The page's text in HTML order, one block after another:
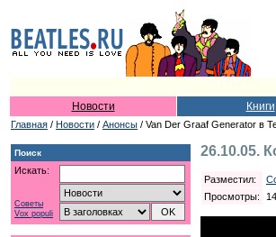
Новости Книги
Главная / Новости / Анонсы / Van Der Graaf Generator в
Поиск
Искать:
Советы
Vox populi
26.10.05.
Разместил:
Просмотры: